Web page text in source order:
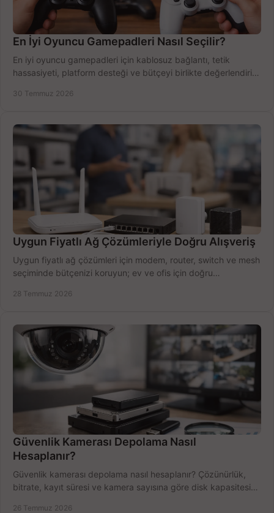
En İyi Oyuncu Gamepadleri Nasıl Seçilir?
En iyi oyuncu gamepadleri için kablosuz bağlantı, tetik
hassasiyeti, platform desteği ve bütçeyi birlikte değerlendirin;
30 Temmuz 2026
Uygun Fiyatlı Ağ Çözümleriyle Doğru Alışveriş
Uygun fiyatlı ağ çözümleri için modem, router, switch ve mesh
seçiminde bütçenizi koruyun; ev ve ofis için doğru
28 Temmuz 2026
Güvenlik Kamerası Depolama Nasıl
Hesaplanır?
Güvenlik kamerası depolama nasıl hesaplanır? Çözünürlük,
bitrate, kayıt süresi ve kamera sayısına göre disk kapasitesini
26 Temmuz 2026